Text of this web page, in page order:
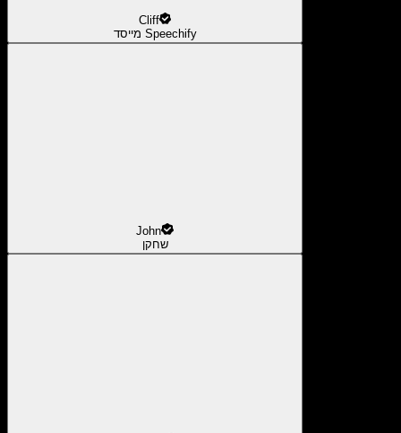
Cliff
מייסד Speechify
John
שחקן